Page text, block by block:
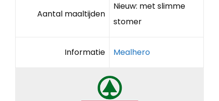
Aantal maaltijden
Nieuw: met slimme
stomer
Informatie Mealhero